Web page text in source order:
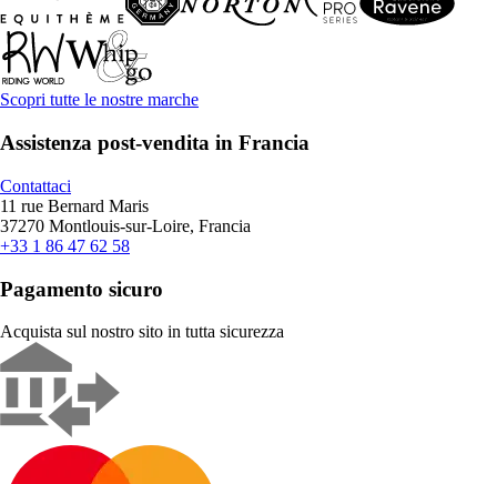
Scopri tutte le nostre marche
Assistenza post-vendita in Francia
Contattaci
11 rue Bernard Maris
37270 Montlouis-sur-Loire, Francia
+33 1 86 47 62 58
Pagamento sicuro
Acquista sul nostro sito in tutta sicurezza